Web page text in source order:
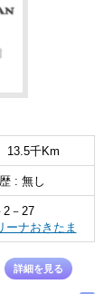
13.5千Km
: 無し
2－27
ーナおきたま
詳細を見る